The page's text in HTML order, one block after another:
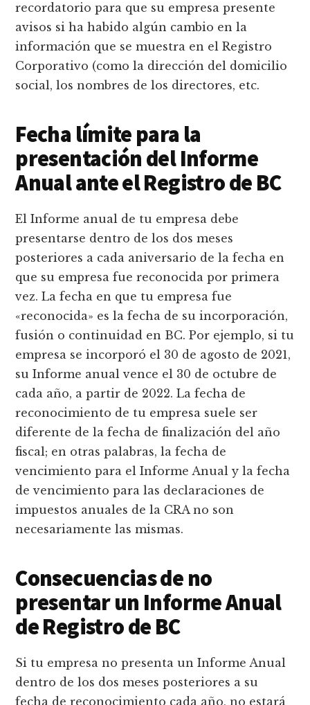
recordatorio para que su empresa presente
avisos si ha habido algún cambio en la
información que se muestra en el Registro
Corporativo (como la dirección del domicilio
social, los nombres de los directores, etc.
Fecha límite para la
presentación del Informe
Anual ante el Registro de BC
El Informe anual de tu empresa debe
presentarse dentro de los dos meses
posteriores a cada aniversario de la fecha en
que su empresa fue reconocida por primera
vez. La fecha en que tu empresa fue
«reconocida» es la fecha de su incorporación,
fusión o continuidad en BC. Por ejemplo, si tu
empresa se incorporó el 30 de agosto de 2021,
su Informe anual vence el 30 de octubre de
cada año, a partir de 2022. La fecha de
reconocimiento de tu empresa suele ser
diferente de la fecha de finalización del año
fiscal; en otras palabras, la fecha de
vencimiento para el Informe Anual y la fecha
de vencimiento para las declaraciones de
impuestos anuales de la CRA no son
necesariamente las mismas.
Consecuencias de no
presentar un Informe Anual
de Registro de BC
Si tu empresa no presenta un Informe Anual
dentro de los dos meses posteriores a su
fecha de reconocimiento cada año, no estará